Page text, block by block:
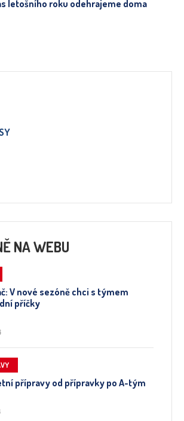
letošního roku odehrajeme doma
NA WEBU
V nové sezóně chci s týmem
příčky
přípravy od přípravky po A-tým